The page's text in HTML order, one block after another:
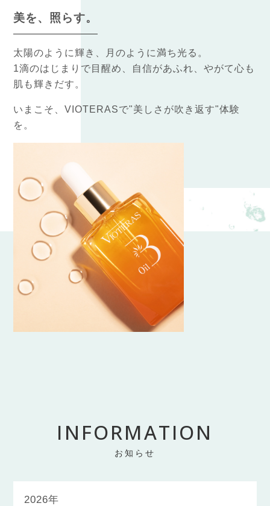
美を、照らす。
太陽のように輝き、月のように満ち光る。
1滴のはじまりで目醒め、自信があふれ、やがて心も
肌も輝きだす。
いまこそ、VIOTERASで"美しさが吹き返す"体験
を。
INFORMATION
お知らせ
2026年